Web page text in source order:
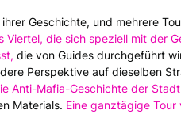
Geschichte, und mehrere
Viertel, die sich speziell mit der
die von Guides durchgeführt
Perspektive auf dieselben
Anti-Mafia-Geschichte der Stadt
Materials. Eine ganztägige Tour